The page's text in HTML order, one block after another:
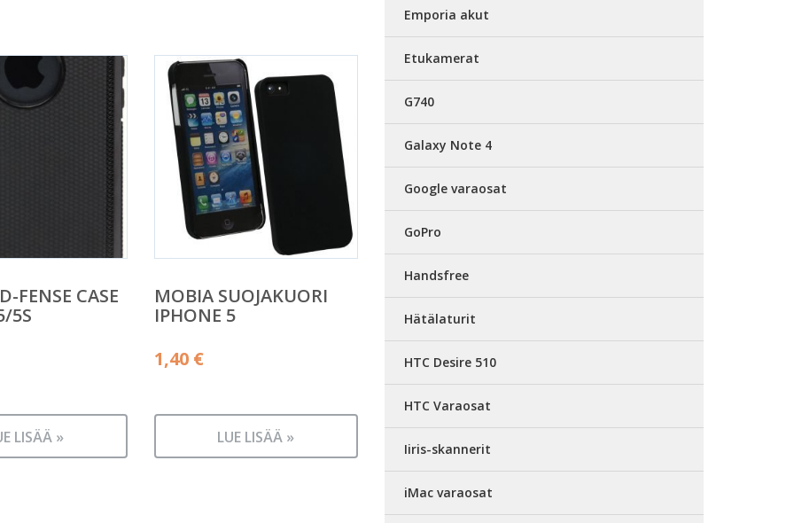
FENSE CASE
5S
LISÄÄ »
MOBIA SUOJAKUORI
IPHONE 5
1,40 €
LUE LISÄÄ »
Emporia akut
Etukamerat
G740
Galaxy Note 4
Google varaosat
GoPro
Handsfree
Hätälaturit
HTC Desire 510
HTC Varaosat
Iiris-skannerit
iMac varaosat